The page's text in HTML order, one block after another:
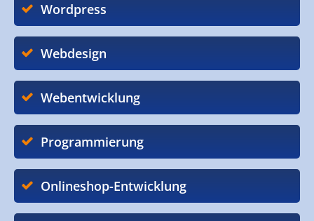
Wordpress
Webdesign
Webentwicklung
Programmierung
Onlineshop-Entwicklung